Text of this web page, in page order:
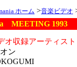
ホーム >音楽ビデオ
MEETING 1993
オ収録アーティスト
ン